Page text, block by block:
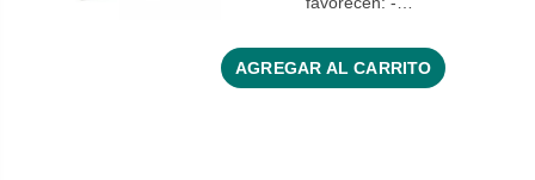
AGREGAR AL CARRITO